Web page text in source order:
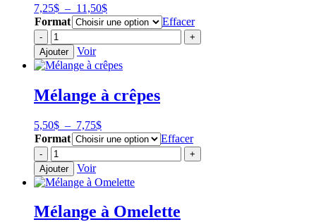
7,25$ – 11,50$Plage
de
prix :
7,25$
11,50$
Format Effacer
-
quantité
de
Grillades
de
+
Ajouter
Voir
Mélange à crêpes
5,50$ – 7,75$Plage
de
prix :
5,50$
7,75$
Format Effacer
-
quantité
de
Mélange
à
crêpes
+
Ajouter
Voir
Mélange à Omelette